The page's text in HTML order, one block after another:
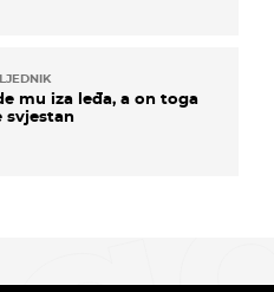
mu iza leđa, a on toga
svjestan